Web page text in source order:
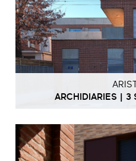
ARCHIDIARIES | 3